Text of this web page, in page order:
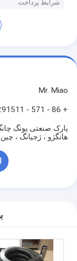
شرایط پرداخت
Mr. Miao
+ 86 - 571 - 23291511
پارک صنعتی یونگ
هانگژو ، ژجیانگ ، چین